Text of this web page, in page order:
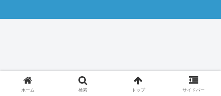
ホーム 検索 トップ サイドバー